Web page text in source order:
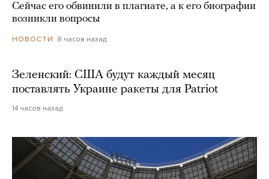
Сейчас его обвинили в плагиате, а к его биографии
возникли вопросы
НОВОСТИ 8 часов назад
Зеленский: США будут каждый месяц
поставлять Украине ракеты для Patriot
14 часов назад